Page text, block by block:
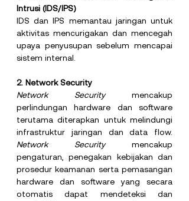
Intrusi (IDS/IPS)
IDS dan IPS memantau jaringan untuk
aktivitas mencurigakan dan mencegah
upaya penyusupan sebelum mencapai
sistem internal.
2. Network Security
Network Security mencakup
perlindungan hardware dan software
terutama diterapkan untuk melindungi
Network Security mencakup
pengaturan, penegakan kebijakan dan
prosedur keamanan serta pemasangan
hardware dan software yang secara
otomatis dapat mendeteksi dan